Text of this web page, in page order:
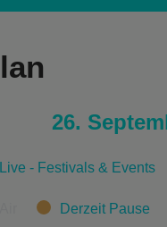
26.
- Festivals & Events
Derzeit Pause